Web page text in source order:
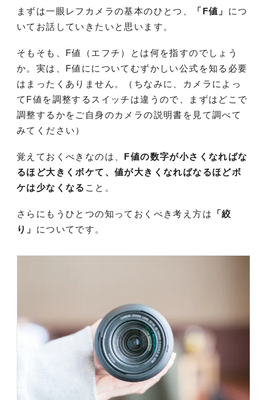
まずは一眼レフカメラの基本のひとつ、 「F値」 につ
いてお話していきたいと思います。
そもそも、F値（エフチ）とは何を指すのでしょう
か。実は、F値にについてむずかしい公式を知る必要
はまったくありません。（ちなみに、カメラによっ
てF値を調整するスイッチは違うので、まずはどこで
調整するかをご自身のカメラの説明書を見て調べて
みてください）
覚えておくべきなのは、 F値の数字が小さくなればな
るほど大きくボケて、値が大きくなればなるほどボ
ケは少なくなる こと。
さらにもうひとつの知っておくべき考え方は
「絞
り」 についてです。